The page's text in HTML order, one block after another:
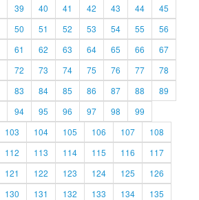
39 40 41 42 43 44
45
50 51 52 53 54 55
56
61 62 63 64 65 66
67
72 73 74 75 76 77
78
83 84 85 86 87 88
89
94 95 96 97 98
99
103 104 105 106 107
108
112 113 114 115 116
117
121 122 123 124 125
126
130 131 132 133 134
135